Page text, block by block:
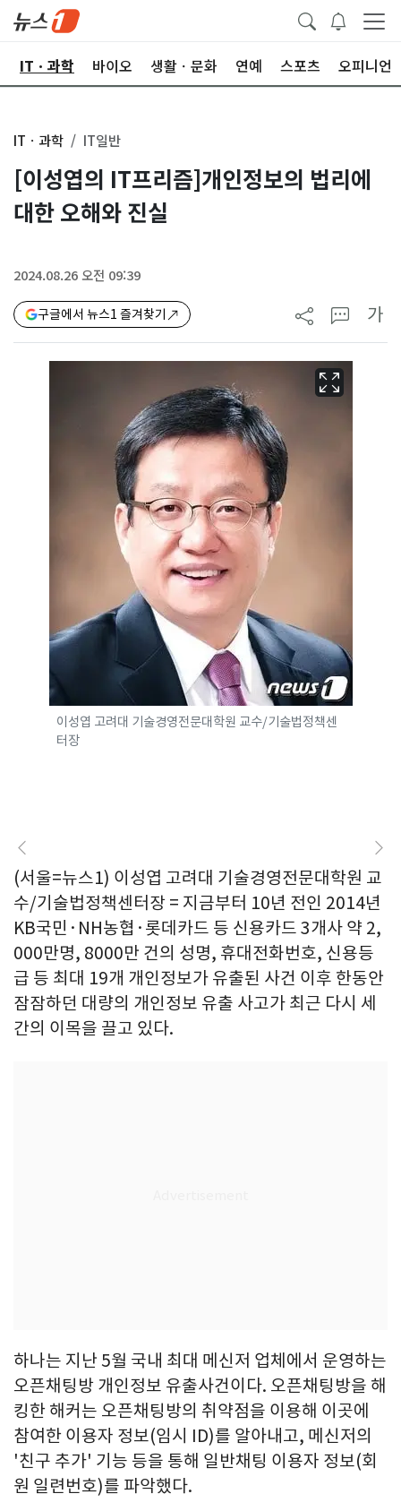
ITㆍ과학 바이오 생활ㆍ문화 연예 스포츠 오피니언
ITㆍ과학 IT일반
[이성엽의 IT프리즘]개인정보의 법리에
대한 오해와 진실
2024.08.26 오전 09:39
구글에서 뉴스1 즐겨찾기 가
이성엽 고려대 기술경영전문대학원 교수/기술법정책센
터장
(서울=뉴스1) 이성엽 고려대 기술경영전문대학원 교
수/기술법정책센터장 = 지금부터 10년 전인 2014년
KB국민·NH농협·롯데카드 등 신용카드 3개사 약 2,
000만명, 8000만 건의 성명, 휴대전화번호, 신용등
급 등 최대 19개 개인정보가 유출된 사건 이후 한동안
잠잠하던 대량의 개인정보 유출 사고가 최근 다시 세
간의 이목을 끌고 있다.
하나는 지난 5월 국내 최대 메신저 업체에서 운영하는
오픈채팅방 개인정보 유출사건이다. 오픈채팅방을 해
킹한 해커는 오픈채팅방의 취약점을 이용해 이곳에
참여한 이용자 정보(임시 ID)를 알아내고, 메신저의
'친구 추가' 기능 등을 통해 일반채팅 이용자 정보(회
원 일련번호)를 파악했다.